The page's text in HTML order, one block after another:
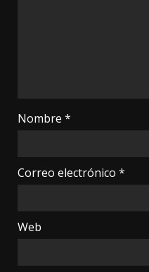
Nombre *
Correo electrónico *
Web